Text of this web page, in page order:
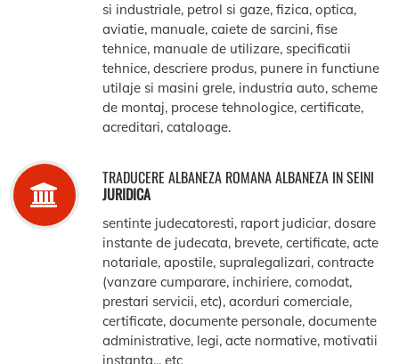
si industriale, petrol si gaze, fizica, optica,
aviatie, manuale, caiete de sarcini, fise
tehnice, manuale de utilizare, specificatii
tehnice, descriere produs, punere in functiune
utilaje si masini grele, industria auto, scheme
de montaj, procese tehnologice, certificate,
acreditari, cataloage.
TRADUCERE ALBANEZA ROMANA ALBANEZA IN SEINI
JURIDICA
sentinte judecatoresti, raport judiciar, dosare
instante de judecata, brevete, certificate, acte
notariale, apostile, supralegalizari, contracte
(vanzare cumparare, inchiriere, comodat,
prestari servicii, etc), acorduri comerciale,
certificate, documente personale, documente
administrative, legi, acte normative, motivatii
instanta... etc